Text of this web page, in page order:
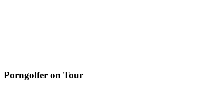
Porngolfer on Tour